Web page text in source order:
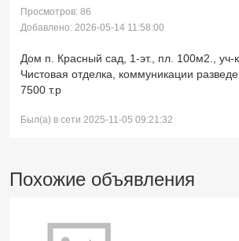
Просмотров: 86
Добавлено: 2026-05-14 11:58:00
Дом п. Красный сад, 1-эт., пл. 100м2., уч-
Чистовая отделка, коммуникации
7500 т.р
Был(а) в сети 2025-11-05 09:21:32
Похожие объявления